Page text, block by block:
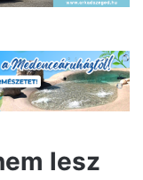
lesz